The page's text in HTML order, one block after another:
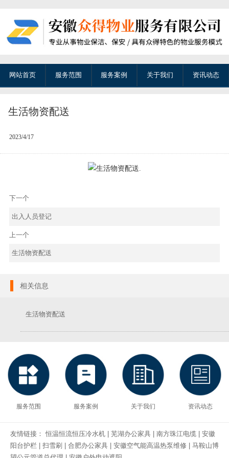
网站首页 服务范围 服务案例 关于我们 资讯动态
生活物资配送
2023/4/17
下一个
出入人员登记
上一个
生活物资配送
相关信息
生活物资配送
服务范围 服务案例 关于我们 资讯动态
友情链接： 恒温恒流恒压冷水机 | 芜湖办公家具 | 南方珠江电缆 | 安徽
阳台护栏 | 扫雪刷 | 合肥办公家具 | 安徽空气能高温热泵维修 | 马鞍山博